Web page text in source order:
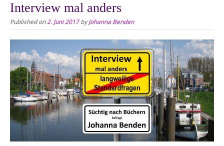
Interview mal anders
Published on2. Juni 2017byJohanna Benden